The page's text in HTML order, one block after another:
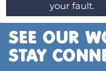
your fault.